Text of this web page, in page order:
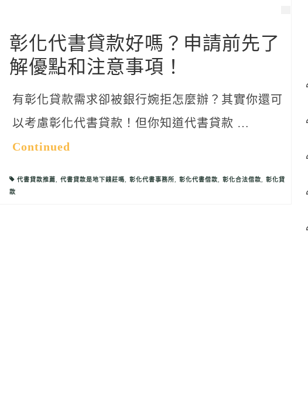
彰化代書貸款好嗎？申請前先了
解優點和注意事項！
有彰化貸款需求卻被銀行婉拒怎麼辦？其實你還可
以考慮彰化代書貸款！但你知道代書貸款 …
Continued
代書貸款推薦, 代書貸款是地下錢莊嗎, 彰化代書事務所, 彰化代書借款, 彰化合法借款, 彰化貸
款